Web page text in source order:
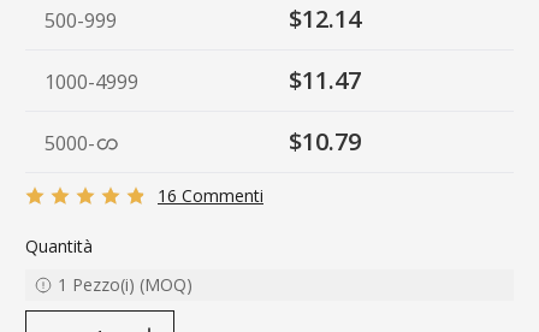
500-999 $12.14
1000-4999 $11.47
5000- $10.79
16 Commenti
Quantità
1 Pezzo(i) (MOQ)